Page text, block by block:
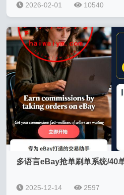
2026-02-01 10540
多语言eBay抢单刷单系统/40
2025-12-14 2597